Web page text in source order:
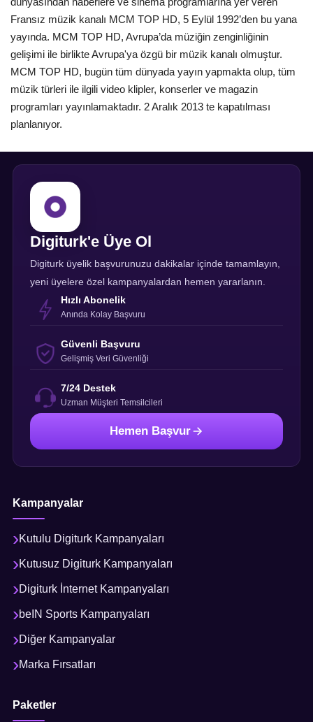
Fransız müzik kanalı MCM TOP HD, 5 Eylül 1992’den bu yana
yayında. MCM TOP HD, Avrupa’da müziğin zenginliğinin
gelişimi ile birlikte Avrupa'ya özgü bir müzik kanalı olmuştur.
MCM TOP HD, bugün tüm dünyada yayın yapmakta olup, tüm
müzik türleri ile ilgili video klipler, konserler ve magazin
programları yayınlamaktadır. 2 Aralık 2013 te kapatılması
planlanıyor.
Digiturk'e Üye Ol
Digiturk üyelik başvurunuzu dakikalar içinde tamamlayın,
yeni üyelere özel kampanyalardan hemen yararlanın.
Hızlı Abonelik
Anında Kolay Başvuru
Güvenli Başvuru
Gelişmiş Veri Güvenliği
7/24 Destek
Uzman Müşteri Temsilcileri
Hemen Başvur
Kampanyalar
Kutulu Digiturk Kampanyaları
Kutusuz Digiturk Kampanyaları
Digiturk İnternet Kampanyaları
beIN Sports Kampanyaları
Diğer Kampanyalar
Marka Fırsatları
Paketler